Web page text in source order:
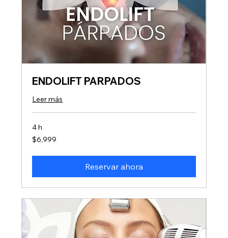
ENDOLIFT PARPADOS
Leer más
4 h
6,999
pesos
$6,999
Reservar ahora